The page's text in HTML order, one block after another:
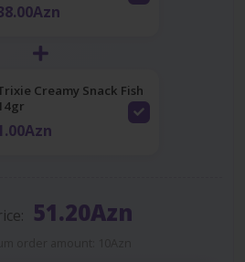
Creamy Snack Fish
51.20Azn